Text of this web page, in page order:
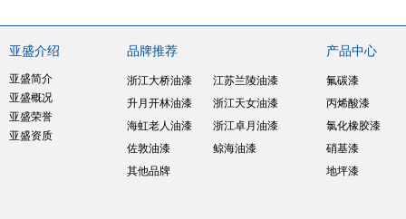
亚盛介绍
亚盛简介
亚盛概况
亚盛荣誉
亚盛资质
品牌推荐
浙江大桥油漆
江苏兰陵油漆
升月开林油漆
浙江天女油漆
海虹老人油漆
浙江卓月油漆
佐敦油漆
鲸海油漆
其他品牌
产品中心
氟碳漆
丙烯酸漆
氯化橡胶漆
硝基漆
地坪漆